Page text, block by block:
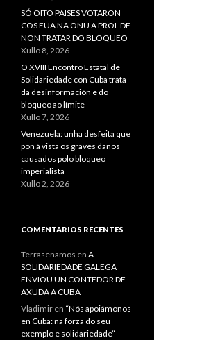
SÓ OITO PAISES VOTARON
COS EUA NA ONU A PROL DE
NON TRATAR DO BLOQUEO
Xullo 8, 2026
O XVIII Encontro Estatal de
Solidariedade con Cuba trata
da desinformación e do
bloqueo ao límite
Xullo 7, 2026
Venezuela: unha desfeita que
pon á vista os graves danos
causados polo bloqueo
imperialista
Xullo 2, 2026
COMENTARIOS RECENTES
Terrasenamos en A
SOLIDARIEDADE GALEGA
ENVIOU UN CONTEDOR DE
AXUDA A CUBA
Vladimir en “Nós apoiámonos
en Cuba: na forza do seu
exemplo e solidariedade”